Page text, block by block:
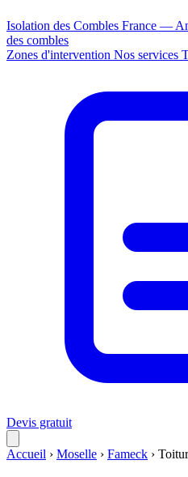
Isolation des Combles France —
des combles
Zones d'intervention Nos services
Devis gratuit
Accueil › Moselle › Fameck ›